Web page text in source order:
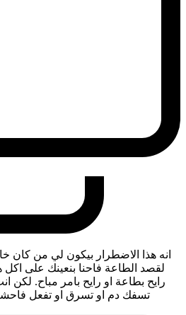
انه هذا الاضطرار بيكون لي من كان
لقصد الطاعة فاحنا بنعينك على اكل
رايح بطاعة او رايح بامر مباح. لكن
تسفك دم او تسرق او تفعل